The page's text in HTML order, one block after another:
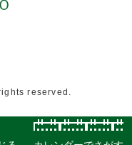
reserved.